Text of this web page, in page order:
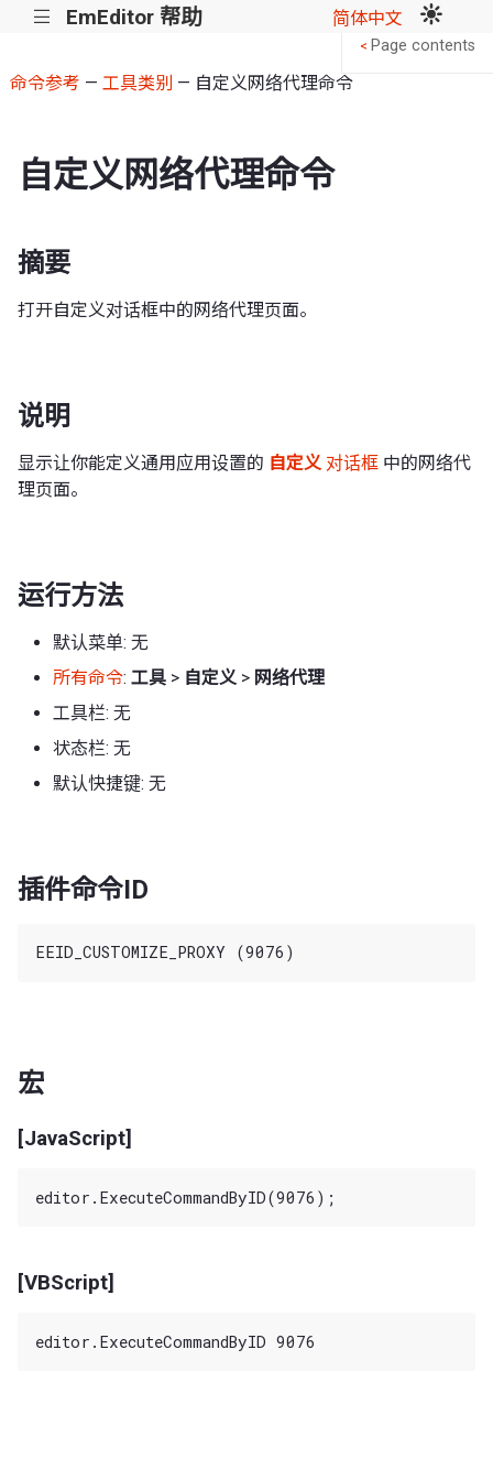
||| EmEditor 帮助 简体中文
命令参考 — 工具类别 — 自定义网络代理命令
自定义网络代理命令
摘要
打开自定义对话框中的网络代理页面。
说明
显示让你能定义通用应用设置的 自定义 对话框 中的网络代
理页面。
运行方法
默认菜单: 无
所有命令: 工具 > 自定义 > 网络代理
工具栏: 无
状态栏: 无
默认快捷键: 无
插件命令ID
宏
[JavaScript]
[VBScript]
< Page contents